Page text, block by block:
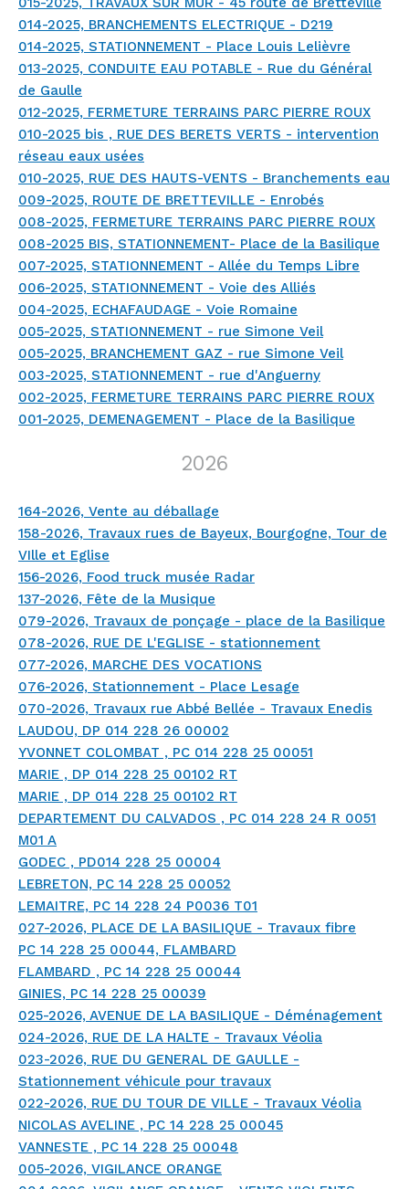
014-2025, BRANCHEMENTS ELECTRIQUE - D219
014-2025, STATIONNEMENT - Place Louis Lelièvre
013-2025, CONDUITE EAU POTABLE - Rue du Général
de Gaulle
012-2025, FERMETURE TERRAINS PARC PIERRE ROUX
010-2025 bis , RUE DES BERETS VERTS - intervention
réseau eaux usées
010-2025, RUE DES HAUTS-VENTS - Branchements eau
009-2025, ROUTE DE BRETTEVILLE - Enrobés
008-2025, FERMETURE TERRAINS PARC PIERRE ROUX
008-2025 BIS, STATIONNEMENT- Place de la Basilique
007-2025, STATIONNEMENT - Allée du Temps Libre
006-2025, STATIONNEMENT - Voie des Alliés
004-2025, ECHAFAUDAGE - Voie Romaine
005-2025, STATIONNEMENT - rue Simone Veil
005-2025, BRANCHEMENT GAZ - rue Simone Veil
003-2025, STATIONNEMENT - rue d'Anguerny
002-2025, FERMETURE TERRAINS PARC PIERRE ROUX
001-2025, DEMENAGEMENT - Place de la Basilique
2026
164-2026, Vente au déballage
158-2026, Travaux rues de Bayeux, Bourgogne, Tour de
VIlle et Eglise
156-2026, Food truck musée Radar
137-2026, Fête de la Musique
079-2026, Travaux de ponçage - place de la Basilique
078-2026, RUE DE L'EGLISE - stationnement
077-2026, MARCHE DES VOCATIONS
076-2026, Stationnement - Place Lesage
070-2026, Travaux rue Abbé Bellée - Travaux Enedis
LAUDOU, DP 014 228 26 00002
YVONNET COLOMBAT , PC 014 228 25 00051
MARIE , DP 014 228 25 00102 RT
MARIE , DP 014 228 25 00102 RT
DEPARTEMENT DU CALVADOS , PC 014 228 24 R 0051
M01 A
GODEC , PD014 228 25 00004
LEBRETON, PC 14 228 25 00052
LEMAITRE, PC 14 228 24 P0036 T01
027-2026, PLACE DE LA BASILIQUE - Travaux fibre
PC 14 228 25 00044, FLAMBARD
FLAMBARD , PC 14 228 25 00044
GINIES, PC 14 228 25 00039
025-2026, AVENUE DE LA BASILIQUE - Déménagement
024-2026, RUE DE LA HALTE - Travaux Véolia
023-2026, RUE DU GENERAL DE GAULLE -
Stationnement véhicule pour travaux
022-2026, RUE DU TOUR DE VILLE - Travaux Véolia
NICOLAS AVELINE , PC 14 228 25 00045
VANNESTE , PC 14 228 25 00048
005-2026, VIGILANCE ORANGE